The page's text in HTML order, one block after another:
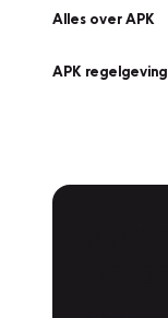
Alles over APK
APK regelgeving